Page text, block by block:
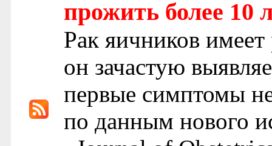
прожить более 10
Рак яичников
он зачастую
первые симптомы
по данным нового